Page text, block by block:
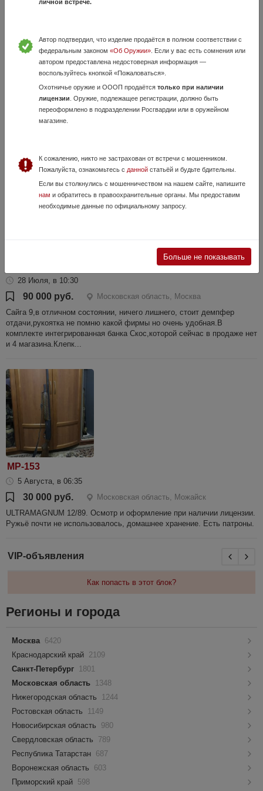
Ружье МЦ-22-12 клб.12 (Комиссия)
130 000 руб.
Московская область, Ногинск
Ружье МЦ-22-12 клб.12 (Комиссия) МЦ 22-12 представляет из себя
самозарядную одностволку, которая была рассчитана на патроны 12
28 Июля, в 10:30
90 000 руб.
Московская область, Москва
Сайга 9,в отличном состоянии, ничего лишнего, стоит демпфер
отдачи,рукоятка не помню какой фирмы но очень удобная.В
комплекте интегрированная банка Скос,которой сейчас в продаже нет
и 4 магазина.Клепк...
МР-153
5 Августа, в 06:35
30 000 руб.
Московская область, Можайск
ULTRAMAGNUM 12/89. Осмотр и оформление при наличии лицензии.
Ружьё почти не использовалось, домашнее хранение. Есть патроны.
личной встрече.
Автор подтвердил, что изделие продаётся в полном соответствии с
федеральным законом «Об Оружии». Если у вас есть сомнения или
автором предоставлена недостоверная информация —
воспользуйтесь кнопкой «Пожаловаться».
Охотничье оружие и ОООП продаётся только при наличии
лицензии . Оружие, подлежащее регистрации, должно быть
переоформлено в подразделении Росгвардии или в оружейном
магазине.
К сожалению, никто не застрахован от встречи с мошенником.
Пожалуйста, ознакомьтесь с даннойстатьёй и будьте бдительны.
Если вы столкнулись с мошенничеством на нашем сайте, напишите
нам и обратитесь в правоохранительные органы. Мы предоставим
необходимые данные по официальному запросу.
Больше не показывать
VIP-объявления
Как попасть в этот блок?
Регионы и города
Москва 6420
Краснодарский край 2109
Санкт-Петербург
1801
Московская область
1348
Нижегородская область
1244
Ростовская область
1149
Новосибирская область
980
Свердловская область
789
Республика Татарстан 687
Воронежская область
603
Приморский край 598